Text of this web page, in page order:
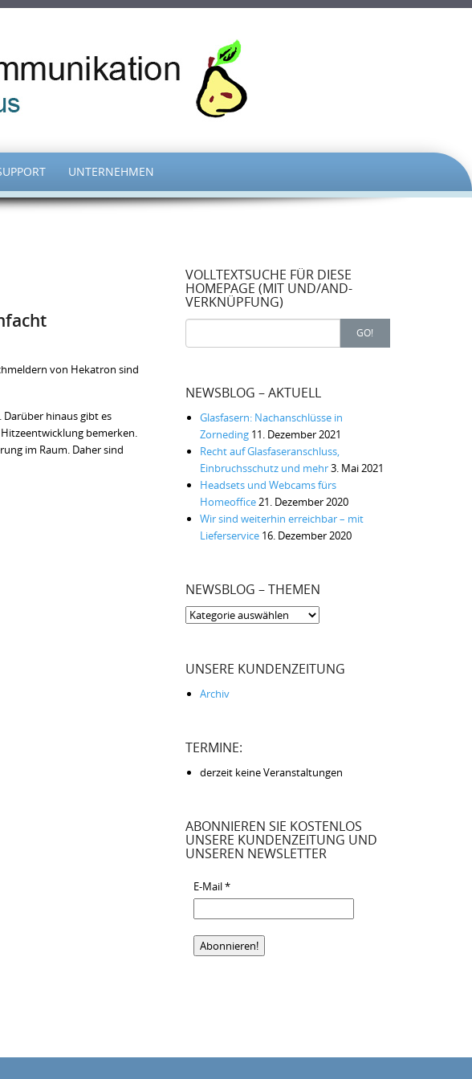
UNTERNEHMEN
von Hekatron sind
hinaus gibt es
bemerken.
im Raum. Daher sind
VOLLTEXTSUCHE FÜR DIESE
HOMEPAGE (MIT UND/AND-
VERKNÜPFUNG)
Search
for:
GO!
NEWSBLOG – AKTUELL
Glasfasern: Nachanschlüsse in
Zorneding 11. Dezember 2021
Recht auf Glasfaseranschluss,
Einbruchsschutz und mehr3. Mai 2021
Headsets und Webcams fürs
Homeoffice 21. Dezember 2020
Wir sind weiterhin erreichbar – mit
Lieferservice 16. Dezember 2020
NEWSBLOG – THEMEN
Newsblog
UNSERE KUNDENZEITUNG
Archiv
TERMINE:
derzeit keine Veranstaltungen
ABONNIEREN SIE KOSTENLOS
UNSERE KUNDENZEITUNG UND
UNSEREN NEWSLETTER
E-Mail*